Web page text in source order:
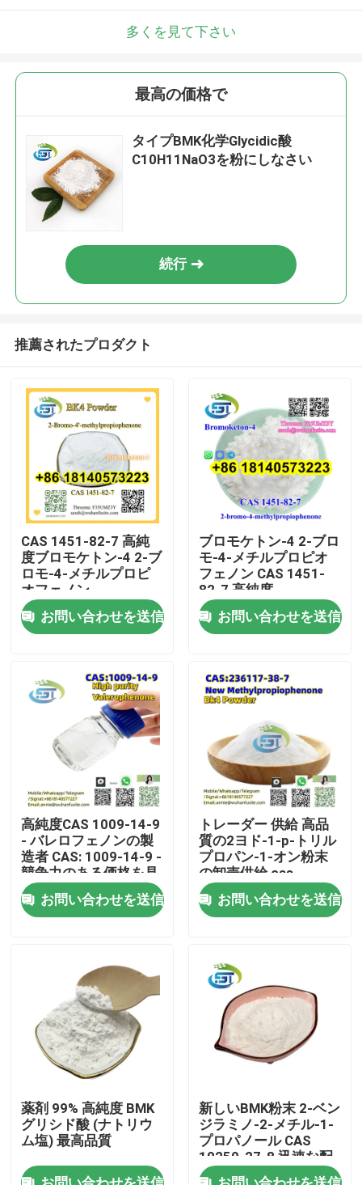
プロダクト
私達について
工場旅行
品質管理
私達に連絡しなさい
引用を要求しなさい
BMKの化学薬品
PMKケミカル
BDOの化学薬品
多くを見て下さい
最高の価格で
タイプBMK化学Glycidic酸
C10H11NaO3を粉にしなさい
続行
推薦されたプロダクト
CAS 1451-82-7 高純
度ブロモケトン-4 2-ブ
ロモ-4-メチルプロピ
オフェノン
お問い合わせを送信
ブロモケトン-4 2-ブロ
モ-4-メチルプロピオ
フェノン CAS 1451-
82-7 高純度
お問い合わせを送信
高純度CAS 1009-14-9
- バレロフェノンの製
造者 CAS: 1009-14-9 -
競争力のある価格を見
つける
お問い合わせを送信
トレーダー 供給 高品
質の2ヨド-1-p-トリル
プロパン-1-オン粉末
の卸売供給 cas
236117-38-7 低価格
お問い合わせを送信
薬剤 99% 高純度 BMK
グリシド酸 (ナトリウ
ム塩) 最高品質
新しいBMK粉末 2-ベン
ジラミノ-2-メチル-1-
プロパノール CAS
10250-27-8 迅速な配
達